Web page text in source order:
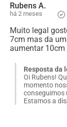
Rubens A.
há 2 meses
Muito legal
7cm mas da
aumentar 10cm
Resposta da
Oi Rubens!
momento
conseguimos
Estamos a